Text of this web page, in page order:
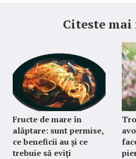
Citeste
Fructe de mare în
alăptare: sunt permise,
ce beneficii au și ce
trebuie să eviți